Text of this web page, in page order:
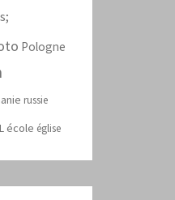
Pologne
russie
école église